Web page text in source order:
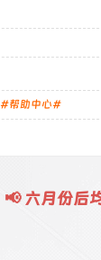
#帮助中心#
📢 六月份后